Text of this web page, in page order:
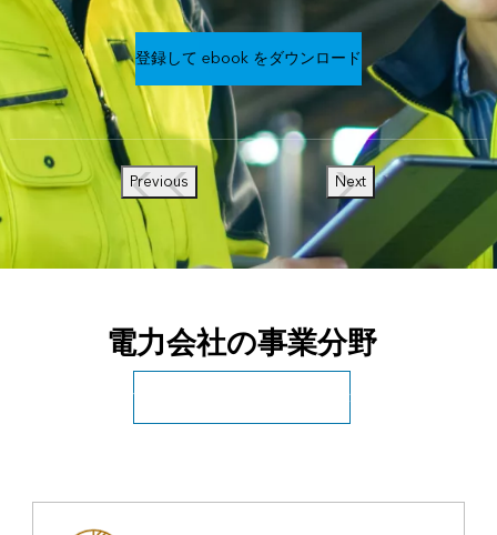
登録して ebook をダウンロード
Previous Next
電力会社の事業分野
すべての公共エネルギーを表示